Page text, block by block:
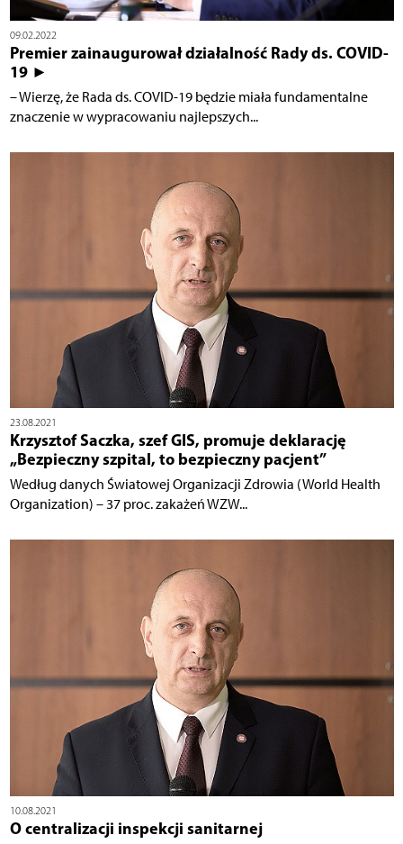
09.02.2022
Premier zainaugurował działalność Rady ds. COVID-
19 ►
– Wierzę, że Rada ds. COVID-19 będzie miała fundamentalne
znaczenie w wypracowaniu najlepszych...
23.08.2021
Krzysztof Saczka, szef GIS, promuje deklarację
„Bezpieczny szpital, to bezpieczny pacjent”
Według danych Światowej Organizacji Zdrowia (World Health
Organization) – 37 proc. zakażeń WZW...
10.08.2021
O centralizacji inspekcji sanitarnej